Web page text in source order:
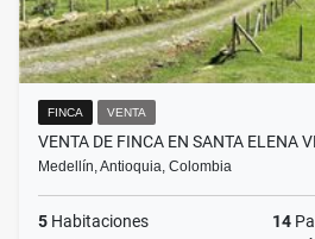
FINCA VENTA
VENTA DE FINCA EN SANTA ELENA
Medellín, Antioquia, Colombia
5 Habitaciones 14